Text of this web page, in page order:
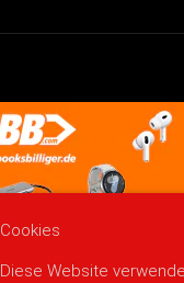
Cookies
Diese Website